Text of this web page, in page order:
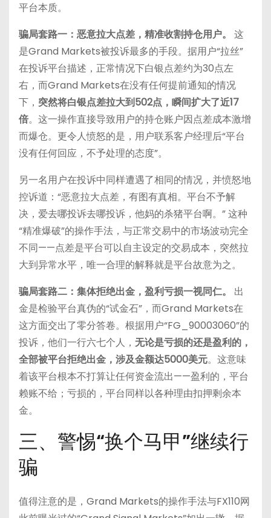
平台本质。
骗局套路一：恶意拉大点差，精准收割持仓用户。
这
是Grand Markets被投诉最多的手段。据用户“拉丝”
在投诉平台描述，正常情况下白银点差约为30点左
右，而Grand Markets在没有任何提前通知的情况
下， 突然将白银点差拉大到502点，瞬间扩大了近17
倍。这一操作直接导致用户的持仓账户因点差成本激增
而爆仓。更令人愤怒的是，用户联系客户经理后“平台
没有任何回应，不予处理的态度”。
另一名用户在投诉中同样遭遇了相同的情况，并愤怒地
控诉道：“恶意拉大点差，有图有真相。平台不予解
决，爱去哪投诉去哪投诉，他妈的杀猪平台啊。”这种
“精准爆破”的操作手法，与正常交易中的市场波动完全
不同——点差是平台可以自主设定的交易成本，突然拉
大到异常水平，唯一合理的解释就是平台故意为之。
骗局套路二：集体拒绝出金，盈利亏损一视同仁。
出
金是检验平台真伪的“试金石”，而Grand Markets在
这方面交出了零分答卷。根据用户“FG_90003060”的
投诉，他们一行六七个人， 无论是亏损的还是盈利的，
全部被平台拒绝出金，涉及金额达5000美元。这意味
着该平台根本不打算让任何资金流出——盈利的，平台
赖账不给；亏损的，平台同样以各种理由扣押剩余本
金。
三、警惕“换个马甲”继续行
骗
值得注意的是，Grand Markets的操作手法与FX110网